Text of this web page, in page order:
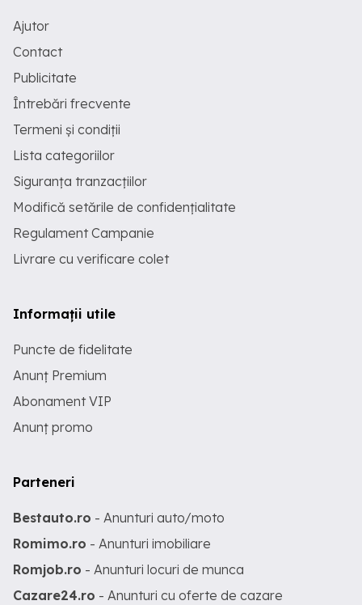
Ajutor
Contact
Publicitate
Întrebări frecvente
Termeni și condiții
Lista categoriilor
Siguranța tranzacțiilor
Modifică setările de confidențialitate
Regulament Campanie
Livrare cu verificare colet
Informații utile
Puncte de fidelitate
Anunț Premium
Abonament VIP
Anunț promo
Parteneri
Bestauto.ro - Anunturi auto/moto
Romimo.ro - Anunturi imobiliare
Romjob.ro - Anunturi locuri de munca
Cazare24.ro - Anunturi cu oferte de cazare